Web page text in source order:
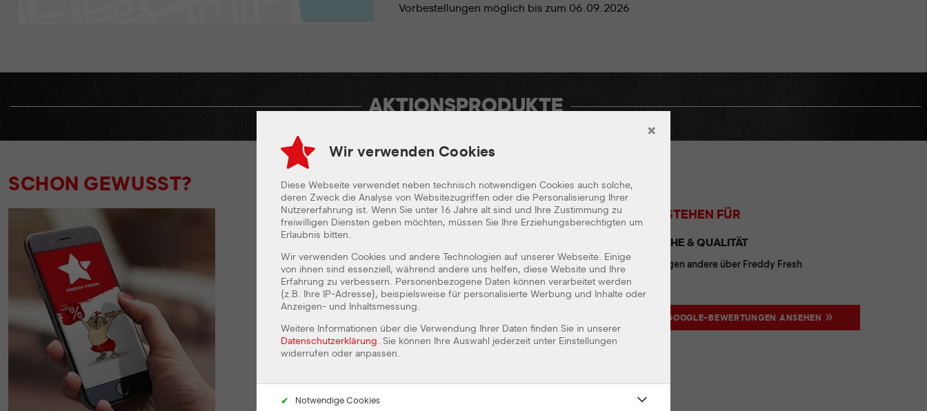
Wir verwenden Cookies
Diese Webseite verwendet neben technisch notwendigen Cookies auch solche,
deren Zweck die Analyse von Websitezugriffen oder die Personalisierung Ihrer
Nutzererfahrung ist. Wenn Sie unter 16 Jahre alt sind und Ihre Zustimmung zu
freiwilligen Diensten geben möchten, müssen Sie Ihre Erziehungsberechtigten um
Erlaubnis bitten.
Wir verwenden Cookies und andere Technologien auf unserer Webseite. Einige
von ihnen sind essenziell, während andere uns helfen, diese Website und Ihre
Erfahrung zu verbessern. Personenbezogene Daten können verarbeitet werden
(z.B. Ihre IP-Adresse), beispielsweise für personalisierte Werbung und Inhalte oder
Anzeigen- und Inhaltsmessung.
Weitere Informationen über die Verwendung Ihrer Daten finden Sie in unserer
Datenschutzerklärung . Sie können Ihre Auswahl jederzeit unter Einstellungen
widerrufen oder anpassen.
×
Notwendige Cookies
✔
Vorbestellungen möglich bis zum 06.09.2026
AKTIONSPRODUKTE
SCHON GEWUSST?
BEQUEM ONLINE BESTELLEN
Einfach mobil bestellen - von überall!
Kostenlos
Mobil - von überall schnell bestellen
WIR STEHEN FÜR
FRISCHE & QUALITÄT
Das sagen andere über Freddy Fresh
GOOGLE-BEWERTUNGEN ANSEHEN